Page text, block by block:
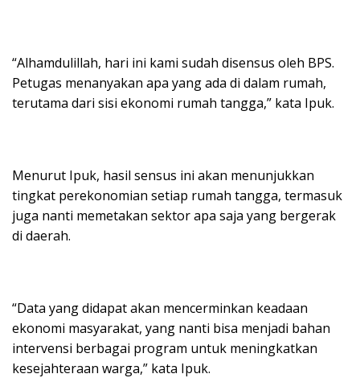
“Alhamdulillah, hari ini kami sudah disensus oleh BPS.
Petugas menanyakan apa yang ada di dalam rumah,
terutama dari sisi ekonomi rumah tangga,” kata Ipuk.
Menurut Ipuk, hasil sensus ini akan menunjukkan
tingkat perekonomian setiap rumah tangga, termasuk
juga nanti memetakan sektor apa saja yang bergerak
di daerah.
“Data yang didapat akan mencerminkan keadaan
ekonomi masyarakat, yang nanti bisa menjadi bahan
intervensi berbagai program untuk meningkatkan
kesejahteraan warga,” kata Ipuk.